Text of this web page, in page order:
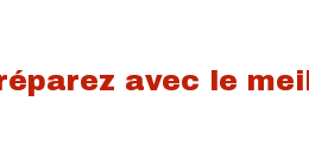
avec le